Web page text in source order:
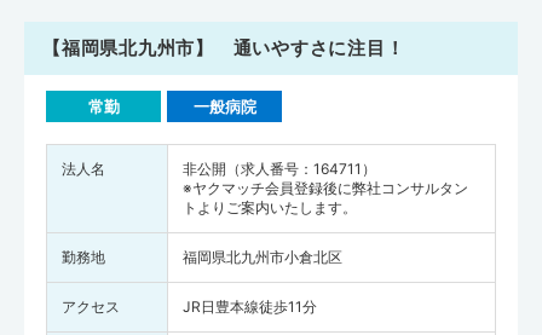
【福岡県北九州市】 通いやすさに注目！
常勤 一般病院
法人名
非公開（求人番号：164711）
※ヤクマッチ会員登録後に弊社コンサルタン
トよりご案内いたします。
勤務地 福岡県北九州市小倉北区
アクセス JR日豊本線徒歩11分